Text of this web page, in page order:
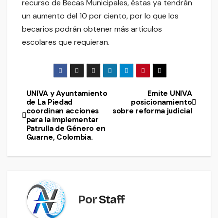
recurso de Becas Municipales, éstas ya tendrán
un aumento del 10 por ciento, por lo que los
becarios podrán obtener más artículos
escolares que requieran.
Navegación
de
entradas
Emite UNIVA
posicionamiento
sobre reforma judicial
UNIVA y Ayuntamiento
de La Piedad
coordinan acciones
para la implementar
Patrulla de Género en
Guarne, Colombia.
PorStaff